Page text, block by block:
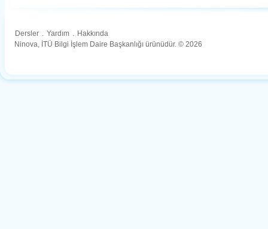
Dersler . Yardım . Hakkında
Ninova, İTÜ Bilgi İşlem Daire Başkanlığı ürünüdür. © 2026